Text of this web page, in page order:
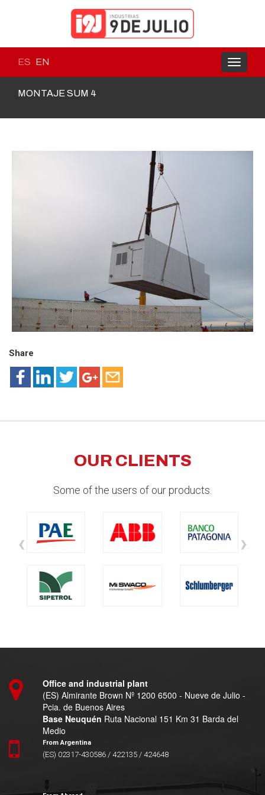
ES EN
Toggle
MONTAJE SUM 4
Share
OUR CLIENTS
Some of the users of our products.
‹ ›
Office and industrial plant
(ES) Almirante Brown Nº 1200 6500 - Nueve de Julio -
Pcia. de Buenos Aires
Base Neuquén Ruta Nacional 151 Km 31 Barda del
Medio
From Argentina
(ES) 02317-430586 / 422135 / 424648